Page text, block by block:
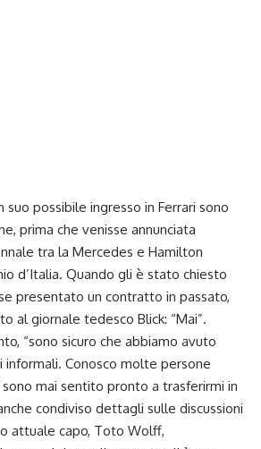
suo possibile ingresso in Ferrari sono
prima che venisse annunciata
tra la Mercedes e Hamilton
d’Italia. Quando gli è stato chiesto
presentato un contratto in passato,
al giornale tedesco Blick: “Mai”.
“sono sicuro che abbiamo avuto
informali. Conosco molte persone
mai sentito pronto a trasferirmi in
condiviso dettagli sulle discussioni
attuale capo, Toto Wolff,